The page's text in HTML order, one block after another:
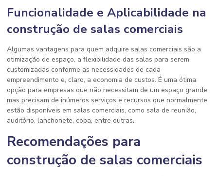
Funcionalidade e Aplicabilidade na
construção de salas comerciais
Algumas vantagens para quem adquire salas comerciais são a
otimização de espaço, a flexibilidade das salas para serem
customizadas conforme as necessidades de cada
empreendimento e, claro, a economia de custos. É uma ótima
opção para empresas que não necessitam de um espaço grande,
mas precisam de inúmeros serviços e recursos que normalmente
estão disponíveis em salas comerciais, como sala de reunião,
auditório, lanchonete, copa, entre outras.
Recomendações para
construção de salas comerciais